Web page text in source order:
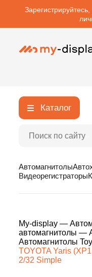
Каталог
Автомагнитолы
Видеорегистраторы
My-display —
автомагнитолы —
Автомагнитолы
TOYOTA Yaris
2/32 Simple